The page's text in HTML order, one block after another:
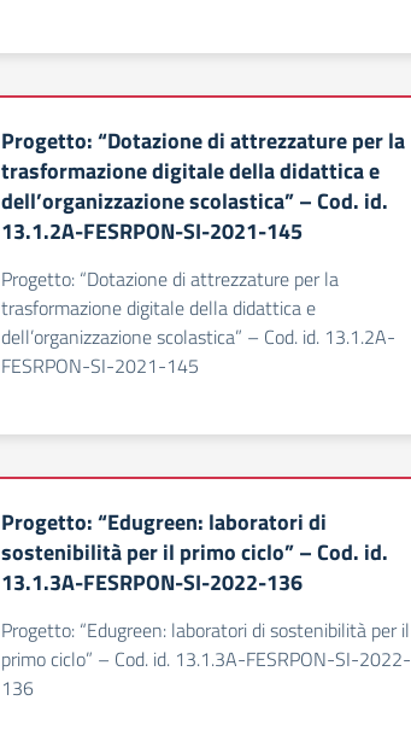
Progetto: “Dotazione di attrezzature per la
trasformazione digitale della didattica e
dell’organizzazione scolastica” – Cod. id.
13.1.2A-FESRPON-SI-2021-145
Progetto: “Dotazione di attrezzature per la
trasformazione digitale della didattica e
dell’organizzazione scolastica” – Cod. id. 13.1.2A-
FESRPON-SI-2021-145
Progetto: “Edugreen: laboratori di
sostenibilità per il primo ciclo” – Cod. id.
13.1.3A-FESRPON-SI-2022-136
Progetto: “Edugreen: laboratori di sostenibilità per il
primo ciclo” – Cod. id. 13.1.3A-FESRPON-SI-2022-
136